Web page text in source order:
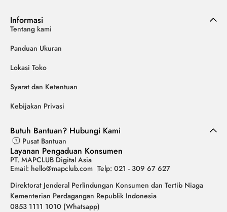
Informasi
Tentang kami
Panduan Ukuran
Lokasi Toko
Syarat dan Ketentuan
Kebijakan Privasi
Butuh Bantuan? Hubungi Kami
Pusat Bantuan
Layanan Pengaduan Konsumen
PT. MAPCLUB Digital Asia
Email: hello@mapclub.com Telp: 021 - 309 67 627
Direktorat Jenderal Perlindungan Konsumen dan Tertib Niaga
Kementerian Perdagangan Republik Indonesia
0853 1111 1010 (Whatsapp)